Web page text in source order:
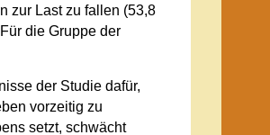
zur Last zu fallen (53,8
die Gruppe der
der Studie dafür,
vorzeitig zu
setzt, schwächt